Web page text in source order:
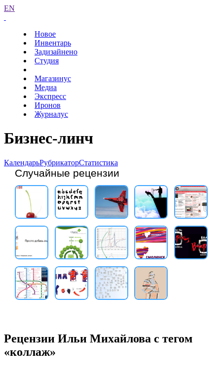
EN
Новое
Инвентарь
Задизайнено
Студия
Магазинус
Медиа
Экспресс
Иронов
Журналус
Бизнес-линч
КалендарьРубрикаторСтатистика
Случайные рецензии
Рецензии Ильи Михайлова с тегом
«коллаж»